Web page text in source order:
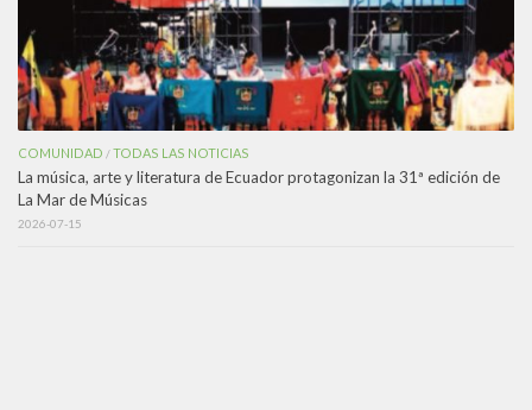
COMUNIDAD /TODAS LAS NOTICIAS
La música, arte y literatura de Ecuador protagonizan la 31ª edición de
La Mar de Músicas
2026-07-15